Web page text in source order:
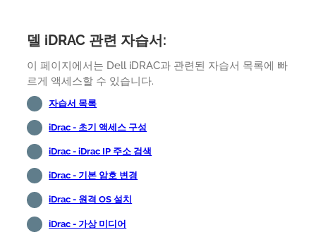
델 iDRAC 관련 자습서:
이 페이지에서는 Dell iDRAC과 관련된 자습서 목록에 빠
르게 액세스할 수 있습니다.
자습서 목록
iDrac - 초기 액세스 구성
iDrac - iDrac IP 주소 검색
iDrac - 기본 암호 변경
iDrac - 원격 OS 설치
iDrac - 가상 미디어